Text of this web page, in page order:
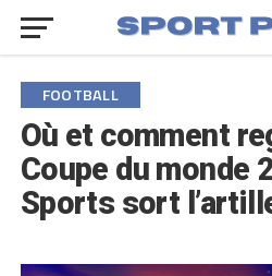
FOOTBALL
Où et comment
Coupe du monde
Sports sort